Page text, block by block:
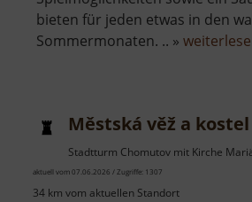
bieten für jeden etwas in den
Sommermonaten. .. »
Městská věž a
Stadtturm Chomutov mit Kirche Mariä
aktuell vom 07.06.2026 / Zugriffe: 1307
34 km vom aktuellen Standort